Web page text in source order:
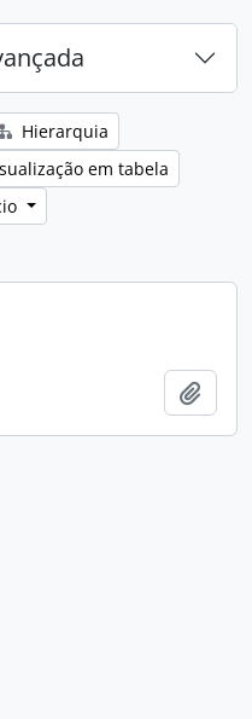
Hierarquia
em tabela